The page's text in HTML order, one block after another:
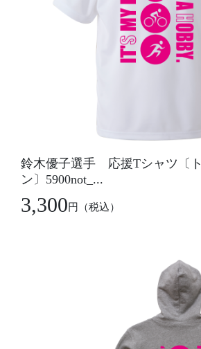
鈴木優子選手 応援Tシャツ〔
ン〕5900not_...
3,300円 （税込）